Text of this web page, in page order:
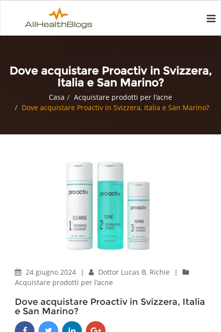
Dove acquistare Proactiv in Svizzera,
Italia e San Marino?
Casa
Acquistare prodotti per l'acne
Dove acquistare Proactiv in Svizzera, Italia e San Marino?
24 giugno 2024 | Dottor Lucas B. Richie
|
Acquistare prodotti per l'acne
Dove acquistare Proactiv in Svizzera, Italia
e San Marino?